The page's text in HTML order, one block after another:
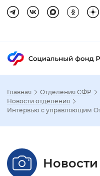
Настройка
Стандартный
Главная Отделения СФР
Новости отделения
Интервью с управляющим